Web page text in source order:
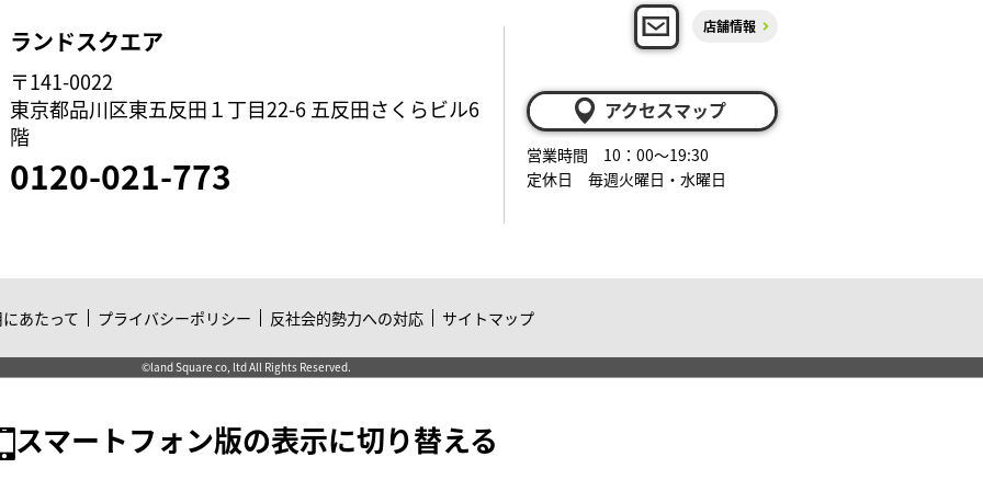
ランドスクエア
〒141-0022
東京都品川区東五反田１丁目22-6 五反田さくらビル6
階
0120-021-773
店舗情報
アクセスマップ
営業時間 10：00～19:30
定休日 毎週火曜日・水曜日
あたって プライバシーポリシー 反社会的勢力への対応 サイトマップ
©land Square co, ltd All Rights Reserved.
スマートフォン版の表示に切り替える